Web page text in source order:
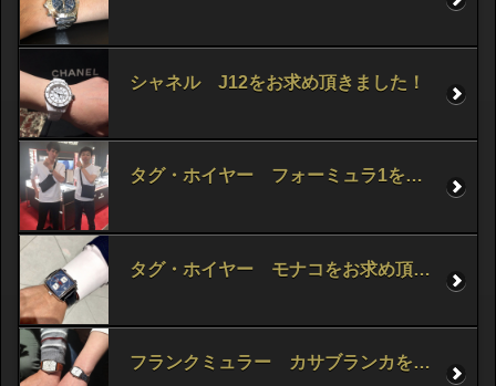
シャネル J12をお求め頂きました！
タグ・ホイヤー フォーミュラ1をお求め頂きました！
タグ・ホイヤー モナコをお求め頂きました！
フランクミュラー カサブランカをお求め頂きました！